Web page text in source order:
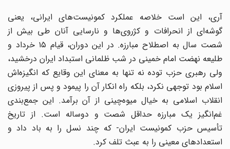
آری، این است خلاصه عملکرد کمونیست‌های ایرانی، یعنی
گوشه‌ای از انحرافات و کژروی‌ها و نارسایی آنان طی بیش از
شصت سال به اصطلاح مبارزه. در این دوران، قیام ۱۵ خرداد و
طلیعه نهضت امام خمینی در شب ظلمانی استبداد ایران درخشید،
ولی رهبری حزب توده نه تنها به معنای این وقایع که انگیزه‌اش
اسلام بود توجهی نکرد، بلکه راه انکار آن را پیمود و پس از پیروزی
انقلاب اسلامی به خیال میوه‌چینی‌ از آن برآمد. این جمع‌بندی
غم‌انگیز یک مبارزه حداقل شصت و دوساله است. از تاریخ
تأسیس حزب کمونیست ایران- که چند نسل را به باد داد و
استعدادهای معینی را به عبث تلف کرد.